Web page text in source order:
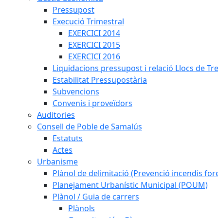
Pressupost
Execució Trimestral
EXERCICI 2014
EXERCICI 2015
EXERCICI 2016
Liquidacions pressupost i relació Llocs de
Estabilitat Pressupostària
Subvencions
Convenis i proveïdors
Auditories
Consell de Poble de Samalús
Estatuts
Actes
Urbanisme
Plànol de delimitació (Prevenció incendis
Planejament Urbanístic Municipal (POUM)
Plànol / Guia de carrers
Plànols